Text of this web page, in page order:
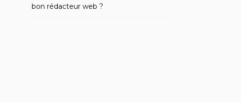
bon rédacteur web ?